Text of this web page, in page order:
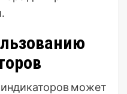
может